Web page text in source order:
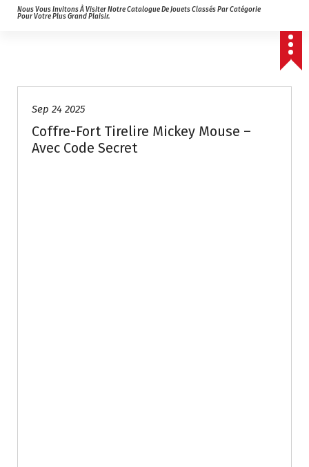
Nous Vous Invitons À Visiter Notre Catalogue De Jouets Classés Par Catégorie
Pour Votre Plus Grand Plaisir.
Sep 24 2025
Coffre-Fort Tirelire Mickey Mouse –
Avec Code Secret